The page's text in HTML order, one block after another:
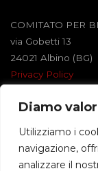
Diamo
Utilizziamo i
navigazione,
analizzare il
COMITATO PER
via Gobetti 13
24021 Albino (BG)
Privacy Policy